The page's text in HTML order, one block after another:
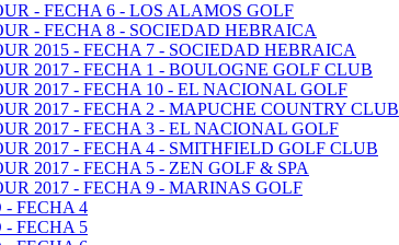
- FECHA 6 - LOS ALAMOS GOLF
- FECHA 8 - SOCIEDAD HEBRAICA
2015 - FECHA 7 - SOCIEDAD HEBRAICA
2017 - FECHA 1 - BOULOGNE GOLF CLUB
2017 - FECHA 10 - EL NACIONAL GOLF
2017 - FECHA 2 - MAPUCHE COUNTRY CLUB
2017 - FECHA 3 - EL NACIONAL GOLF
2017 - FECHA 4 - SMITHFIELD GOLF CLUB
2017 - FECHA 5 - ZEN GOLF & SPA
2017 - FECHA 9 - MARINAS GOLF
FECHA 4
FECHA 5